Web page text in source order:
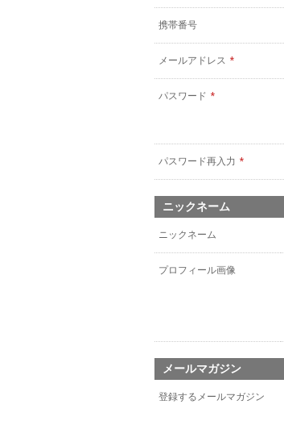
携帯番号
メールアドレス *
パスワード *
パスワード再入力 *
ニックネーム
ニックネーム
プロフィール画像
メールマガジン
登録するメールマガジン